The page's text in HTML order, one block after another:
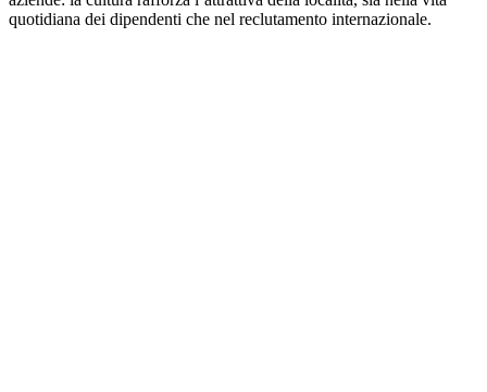
quotidiana dei dipendenti che nel reclutamento internazionale.